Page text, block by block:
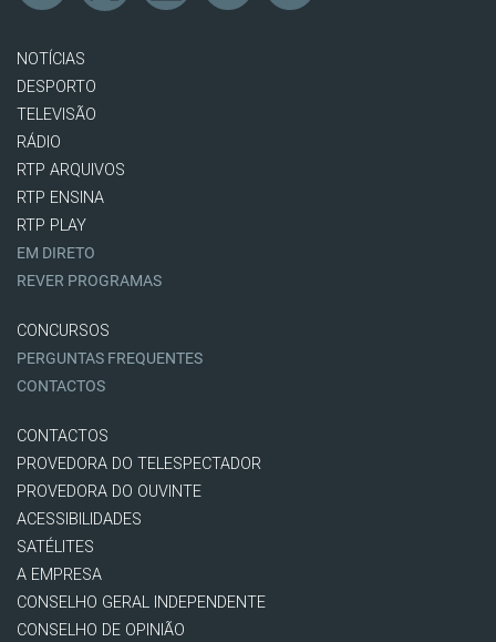
NOTÍCIAS
DESPORTO
TELEVISÃO
RÁDIO
RTP ARQUIVOS
RTP ENSINA
RTP PLAY
EM DIRETO
REVER PROGRAMAS
CONCURSOS
PERGUNTAS FREQUENTES
CONTACTOS
CONTACTOS
PROVEDORA DO TELESPECTADOR
PROVEDORA DO OUVINTE
ACESSIBILIDADES
SATÉLITES
A EMPRESA
CONSELHO GERAL INDEPENDENTE
CONSELHO DE OPINIÃO